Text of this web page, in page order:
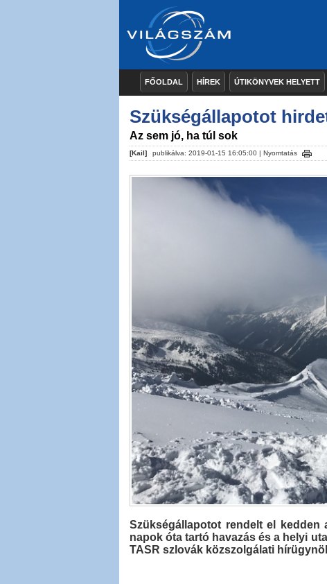
FŐOLDAL HÍREK ÚTIKÖNYVEK HELYETT
Szükségállapotot
Az sem jó, ha túl sok
[Kail] publikálva: 2019-01-15 16:05:00 | Nyomtatás
Szükségállapotot rendelt el
napok óta tartó havazás és a helyi
TASR szlovák közszolgálati